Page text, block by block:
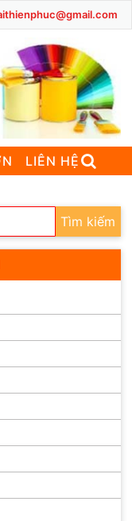
LIÊN HỆ
Tìm kiếm